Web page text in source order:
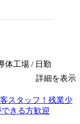
体工場 / 日勤
詳細を表示